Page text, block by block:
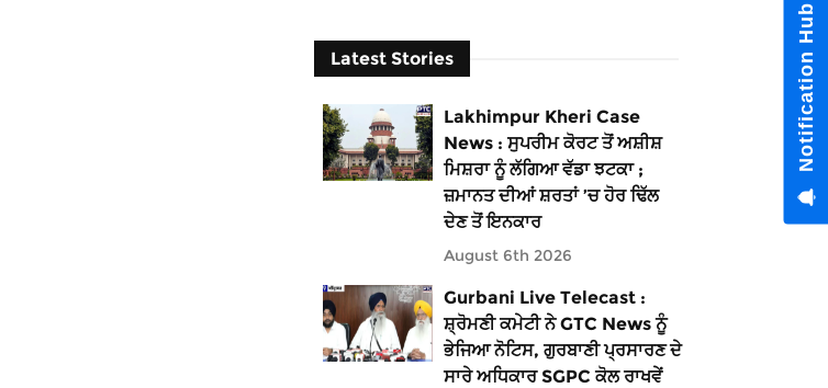
Latest Stories
Lakhimpur Kheri Case
News : ਸੁਪਰੀਮ ਕੋਰਟ ਤੋਂ ਅਸ਼ੀਸ਼
ਮਿਸ਼ਰਾ ਨੂੰ ਲੱਗਿਆ ਵੱਡਾ ਝਟਕਾ ;
ਜ਼ਮਾਨਤ ਦੀਆਂ ਸ਼ਰਤਾਂ ’ਚ ਹੋਰ ਢਿੱਲ
ਦੇਣ ਤੋਂ ਇਨਕਾਰ
August 6th 2026
Gurbani Live Telecast :
ਸ਼੍ਰੋਮਣੀ ਕਮੇਟੀ ਨੇ GTC News ਨੂੰ
ਭੇਜਿਆ ਨੋਟਿਸ, ਗੁਰਬਾਣੀ ਪ੍ਰਸਾਰਣ ਦੇ
ਸਾਰੇ ਅਧਿਕਾਰ SGPC ਕੋਲ ਰਾਖਵੇਂ
Notification Hub